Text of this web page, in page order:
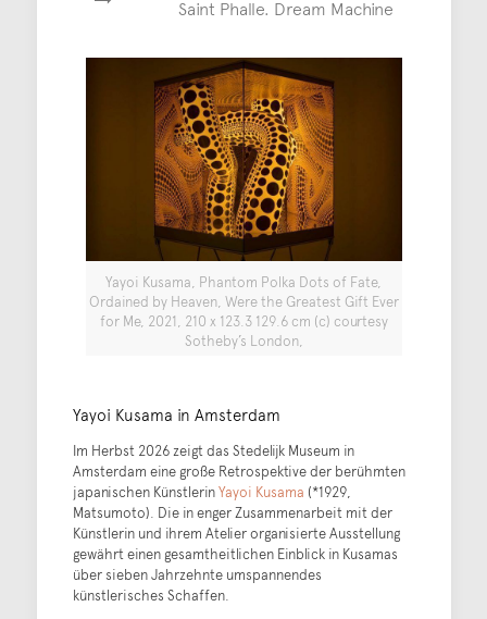
Saint Phalle. Dream Machine
Yayoi Kusama, Phantom Polka Dots of Fate,
Ordained by Heaven, Were the Greatest Gift Ever
for Me, 2021, 210 x 123.3 129.6 cm (c) courtesy
Sotheby’s London,
Yayoi Kusama in Amsterdam
Im Herbst 2026 zeigt das Stedelijk Museum in
Amsterdam eine große Retrospektive der berühmten
japanischen KünstlerinYayoi Kusama (*1929,
Matsumoto). Die in enger Zusammenarbeit mit der
Künstlerin und ihrem Atelier organisierte Ausstellung
gewährt einen gesamtheitlichen Einblick in Kusamas
über sieben Jahrzehnte umspannendes
künstlerisches Schaffen.